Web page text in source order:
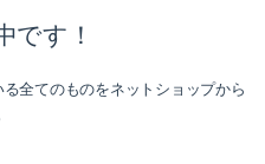
です！
全てのものをネットショップから